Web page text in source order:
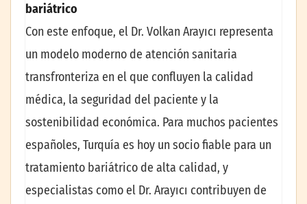
bariátrico
Con este enfoque, el Dr. Volkan Arayıcı representa
un modelo moderno de atención sanitaria
transfronteriza en el que confluyen la calidad
médica, la seguridad del paciente y la
sostenibilidad económica. Para muchos pacientes
españoles, Turquía es hoy un socio fiable para un
tratamiento bariátrico de alta calidad, y
especialistas como el Dr. Arayıcı contribuyen de